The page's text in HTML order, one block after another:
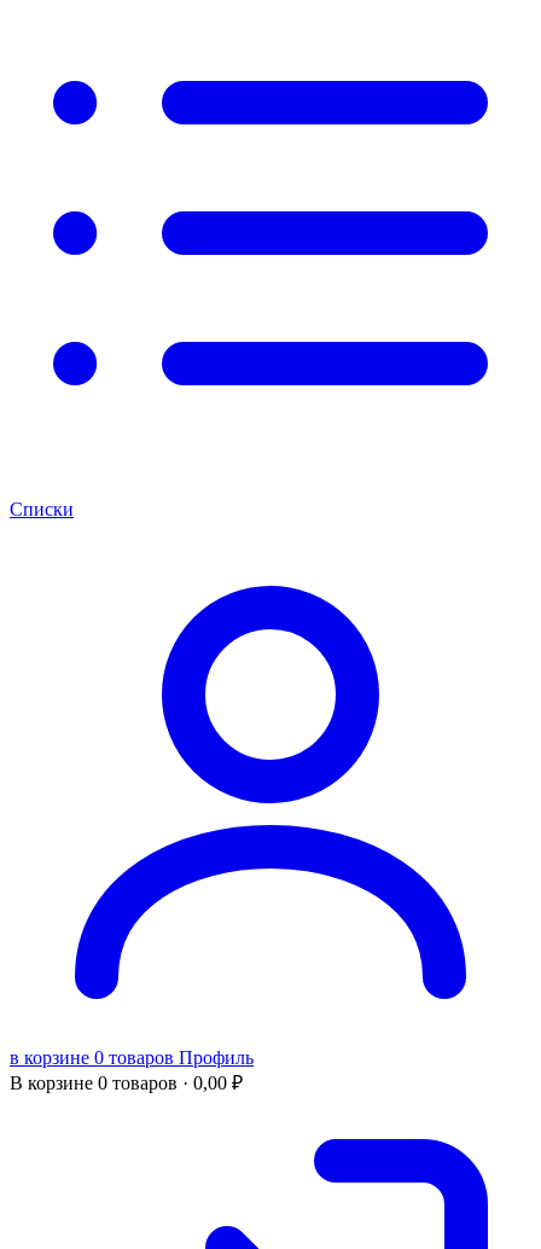
Списки
в корзине 0 товаров Профиль
В корзине 0 товаров · 0,00 ₽